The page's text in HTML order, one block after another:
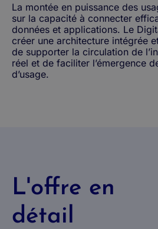
La montée en puissance des
sur la capacité à connecter
données et applications. Le
créer une architecture intégrée
de supporter la circulation de
réel et de faciliter l’émergence
d’usage.
L'offre en
détail